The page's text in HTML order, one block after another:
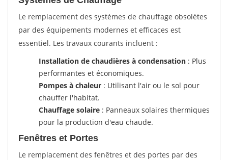
Le remplacement des systèmes de chauffage obsolètes
par des équipements modernes et efficaces est
essentiel. Les travaux courants incluent :
Installation de chaudières à condensation : Plus
performantes et économiques.
Pompes à chaleur : Utilisant l'air ou le sol pour
chauffer l'habitat.
Chauffage solaire : Panneaux solaires thermiques
pour la production d'eau chaude.
Fenêtres et Portes
Le remplacement des fenêtres et des portes par des